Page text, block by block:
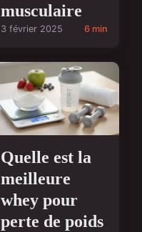
musculaire
3 février 2025 6 min
Quelle est la
meilleure
whey pour
perte de poids